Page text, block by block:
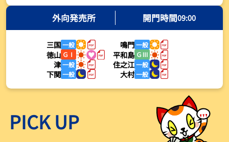
【ボートレース】荒木颯斗が地元勢でただ１人優出果たす「地元で
初優勝したい」／常滑 - 日刊スポーツ
2026年08月03日
【ボートレース】４枠で優出の塚越海斗が強気節「攻めていくレー
スをします」／常滑 - 日刊スポーツ
2026年08月03日
【ボートレース】広瀬凜が接戦制して２着で優出「出足、回り足は
【とこなめボート】塚越海斗が優勝戦で脅威の伸びを披露する「合
外向発売所 開門時間09:00
三国一般 鳴門一般
徳山 ＧⅠ 平和島 ＧⅢ
津一般 住之江一般
下関一般 大村一般
PICK UP